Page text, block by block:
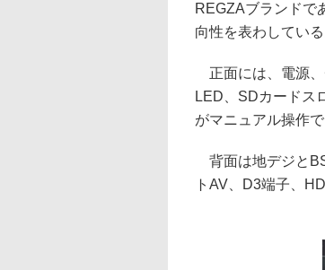
REGZAブランドで
向性を表わしている
正面には、電源、
LED、SDカードス
がマニュアル操作
背面は地デジと
トAV、D3端子、